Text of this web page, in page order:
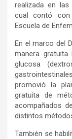
realizada en las
cual contó con
Escuela de
En el marco del
manera
glucosa
promovió la
gratuita de
acompañados
distintos
También se